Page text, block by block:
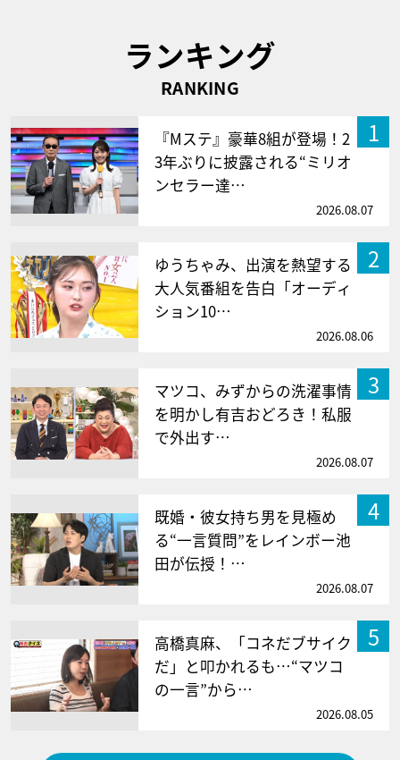
ランキング
RANKING
1
『Mステ』豪華8組が登場！2
3年ぶりに披露される“ミリオ
ンセラー達…
2026.08.07
2
ゆうちゃみ、出演を熱望する
大人気番組を告白「オーディ
ション10…
2026.08.06
3
マツコ、みずからの洗濯事情
を明かし有吉おどろき！私服
で外出す…
2026.08.07
4
既婚・彼女持ち男を見極め
る“一言質問”をレインボー池
田が伝授！…
2026.08.07
5
高橋真麻、「コネだブサイク
だ」と叩かれるも…“マツコ
の一言”から…
2026.08.05